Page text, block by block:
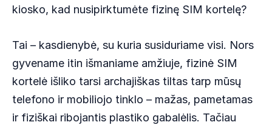
kiosko, kad nusipirktumėte fizinę SIM kortelę?
Tai – kasdienybė, su kuria susiduriame visi. Nors
gyvename itin išmaniame amžiuje, fizinė SIM
kortelė išliko tarsi archajiškas tiltas tarp mūsų
telefono ir mobiliojo tinklo – mažas, pametamas
ir fiziškai ribojantis plastiko gabalėlis. Tačiau